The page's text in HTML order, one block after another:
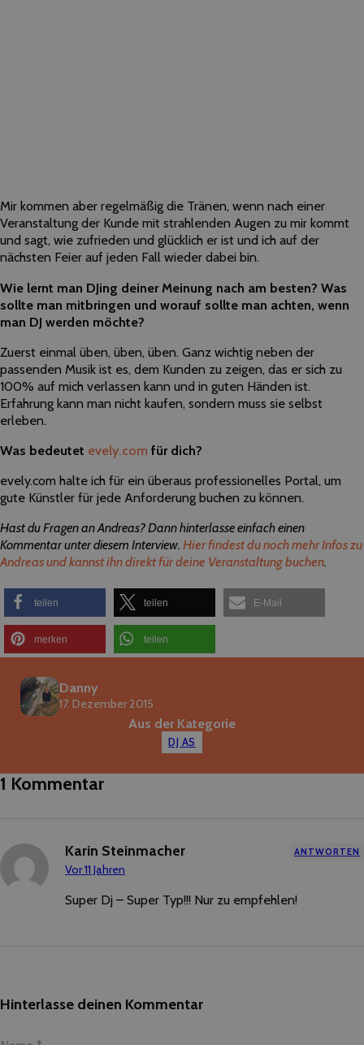
Mir kommen aber regelmäßig die Tränen, wenn nach einer
Veranstaltung der Kunde mit strahlenden Augen zu mir kommt
und sagt, wie zufrieden und glücklich er ist und ich auf der
nächsten Feier auf jeden Fall wieder dabei bin.
Wie lernt man DJing deiner Meinung nach am besten? Was
sollte man mitbringen und worauf sollte man achten, wenn
man DJ werden möchte?
Zuerst einmal üben, üben, üben. Ganz wichtig neben der
passenden Musik ist es, dem Kunden zu zeigen, das er sich zu
100% auf mich verlassen kann und in guten Händen ist.
Erfahrung kann man nicht kaufen, sondern muss sie selbst
erleben.
Was bedeutet evely.com für dich?
evely.com halte ich für ein überaus professionelles Portal, um
gute Künstler für jede Anforderung buchen zu können.
Hast du Fragen an Andreas? Dann hinterlasse einfach einen
Kommentar unter diesem Interview. Hier findest du noch mehr Infos zu
Andreas und kannst ihn direkt für deine Veranstaltung buchen.
teilen teilen E-Mail
merken teilen
Danny
17. Dezember 2015
Aus der Kategorie
DJ AS
1 Kommentar
Karin Steinmacher
Vor 11 Jahren
ANTWORTEN
Super Dj – Super Typ!!! Nur zu empfehlen!
Hinterlasse deinen Kommentar